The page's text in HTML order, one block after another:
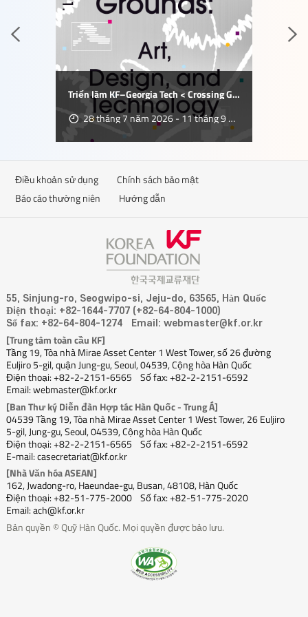
trước
Triển lãm KF–Georgia Tech < Crossing Grounds >
28 tháng 7 năm 2026 - 11 tháng 9 năm 2026
Điều khoản sử dụng
Chính sách bảo mật
Báo cáo thường niên
Hướng dẫn
55, Sinjung-ro, Seogwipo-si, Jeju-do, 63565, Hàn Quốc
Điện thoại: +82-1644-7707 (+82-64-804-1000)
Số fax: +82-64-804-1274
Email: webmaster@kf.or.kr
[Trung tâm toàn cầu KF]
Tầng 19, Tòa nhà Mirae Asset Center 1 West Tower, số 26 đường
Euljiro 5-gil, quận Jung-gu, Seoul, 04539, Cộng hòa Hàn Quốc
Điện thoại: +82-2-2151-6565
Số fax: +82-2-2151-6592
Email: webmaster@kf.or.kr
[Ban Thư ký Diễn đàn Hợp tác Hàn Quốc - Trung Á]
04539 Tầng 19, Tòa nhà Mirae Asset Center 1 West Tower, 26 Euljiro
5-gil, Jung-gu, Seoul, 04539, Cộng hòa Hàn Quốc
Điện thoại: +82-2-2151-6565
Số fax: +82-2-2151-6592
E-mail: casecretariat@kf.or.kr
[Nhà Văn hóa ASEAN]
162, Jwadong-ro, Haeundae-gu, Busan, 48108, Hàn Quốc
Điện thoại: +82-51-775-2000
Số fax: +82-51-775-2020
Email: ach@kf.or.kr
Bản quyền © Quỹ Hàn Quốc. Mọi quyền được bảo lưu.